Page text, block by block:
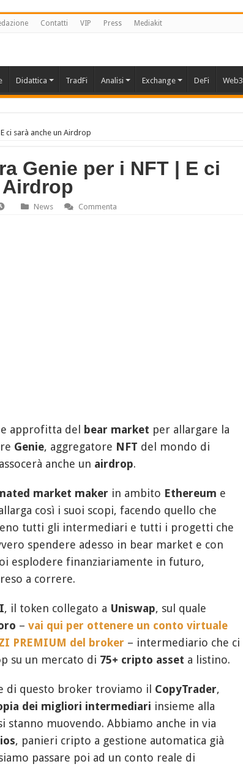
Contatti VIP Press Mediakit
Didattica TradFi Analisi Exchange DeFi Web3
ci sarà anche un Airdrop
Genie per i NFT | E ci
News Commenta
approfitta del bear market per allargare la
Genie, aggregatore NFT del mondo di
anche un airdrop.
market maker in ambito Ethereum e
così i suoi scopi, facendo quello che
tutti gli intermediari e tutti i progetti che
spendere adesso in bear market e con
esplodere finanziariamente in futuro,
a correre.
, il token collegato a Uniswap, sul quale
– vai qui per ottenere un conto virtuale
PREMIUM del broker – intermediario che ci
su un mercato di 75+ cripto asset a listino.
di questo broker troviamo il CopyTrader,
dei migliori intermediari insieme alla
stanno muovendo. Abbiamo anche in via
, panieri cripto a gestione automatica già
passare poi ad un conto reale di